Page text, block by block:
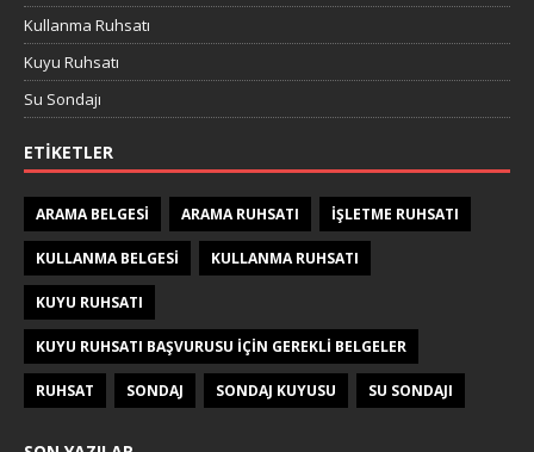
Kullanma Ruhsatı
Kuyu Ruhsatı
Su Sondajı
ETIKETLER
ARAMA BELGESI ARAMA RUHSATI IŞLETME RUHSATI
KULLANMA BELGESI KULLANMA RUHSATI
KUYU RUHSATI
KUYU RUHSATI BAŞVURUSU IÇIN GEREKLI BELGELER
RUHSAT SONDAJ SONDAJ KUYUSU SU SONDAJI